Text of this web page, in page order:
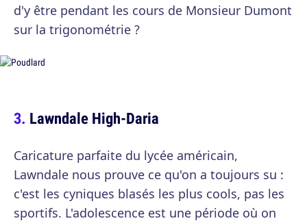
d'y être pendant les cours de Monsieur Dumont
sur la trigonométrie ?
Lawndale High-Daria
Caricature parfaite du lycée américain,
Lawndale nous prouve ce qu'on a toujours su :
c'est les cyniques blasés les plus cools, pas les
sportifs. L'adolescence est une période où on